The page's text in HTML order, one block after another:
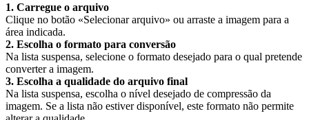
1. Carregue o arquivo
Clique no botão «Selecionar arquivo» ou arraste a imagem para a
área indicada.
2. Escolha o formato para conversão
Na lista suspensa, selecione o formato desejado para o qual pretende
converter a imagem.
3. Escolha a qualidade do arquivo final
Na lista suspensa, escolha o nível desejado de compressão da
imagem. Se a lista não estiver disponível, este formato não permite